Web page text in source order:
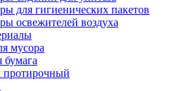
для гигиенических пакетов
освежителей воздуха
мусора
бумага
протирочный